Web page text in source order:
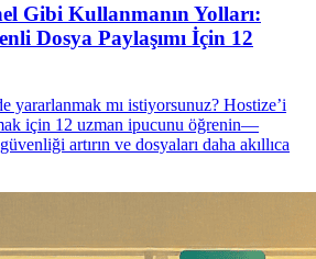
Gibi Kullanmanın Yolları:
Dosya Paylaşımı İçin 12
yararlanmak mı istiyorsunuz? Hostize’i
için 12 uzman ipucunu öğrenin—
artırın ve dosyaları daha akıllıca